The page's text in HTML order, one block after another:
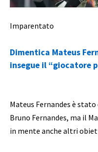
Imparentato
Dimentica Mateus
insegue il “giocatore
Mateus Fernandes è
Bruno Fernandes, ma il
in mente anche altri